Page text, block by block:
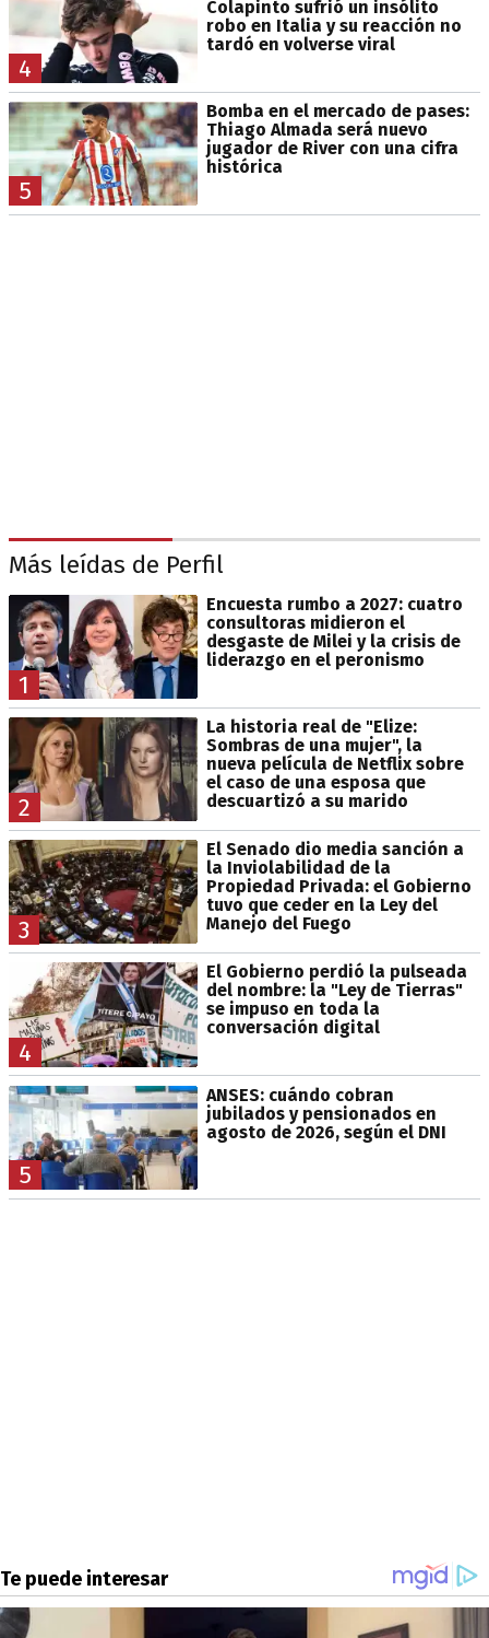
4
Colapinto sufrió un insólito
robo en Italia y su reacción no
tardó en volverse viral
5
Bomba en el mercado de pases:
Thiago Almada será nuevo
jugador de River con una cifra
histórica
Más leídas de Perfil
1
Encuesta rumbo a 2027: cuatro
consultoras midieron el
desgaste de Milei y la crisis de
liderazgo en el peronismo
2
La historia real de "Elize:
Sombras de una mujer", la
nueva película de Netflix sobre
el caso de una esposa que
descuartizó a su marido
3
El Senado dio media sanción a
la Inviolabilidad de la
Propiedad Privada: el Gobierno
tuvo que ceder en la Ley del
Manejo del Fuego
4
El Gobierno perdió la pulseada
del nombre: la "Ley de Tierras"
se impuso en toda la
conversación digital
5
ANSES: cuándo cobran
jubilados y pensionados en
agosto de 2026, según el DNI